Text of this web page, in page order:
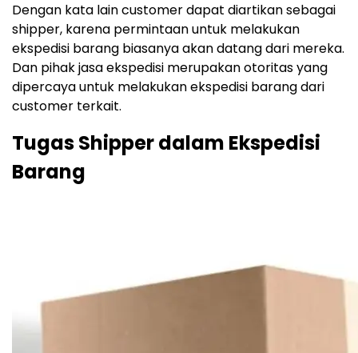
Dengan kata lain customer dapat diartikan sebagai
shipper, karena permintaan untuk melakukan
ekspedisi barang biasanya akan datang dari mereka.
Dan pihak jasa ekspedisi merupakan otoritas yang
dipercaya untuk melakukan ekspedisi barang dari
customer terkait.
Tugas Shipper dalam Ekspedisi
Barang